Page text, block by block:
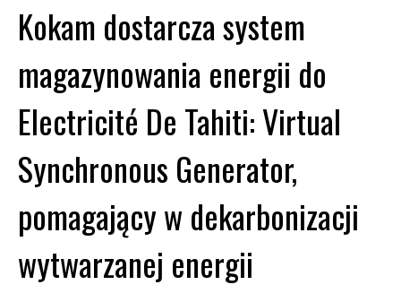
Kokam dostarcza system
magazynowania energii do
Electricité De Tahiti: Virtual
Synchronous Generator,
pomagający w dekarbonizacji
wytwarzanej energii